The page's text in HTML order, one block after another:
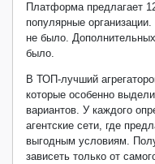
Платформа предлагает
популярные
не было.
было.
В ТОП-лучший
которые особенно
вариантов. У каждого
агентские сети, где
выгодным условиям.
зависеть только от